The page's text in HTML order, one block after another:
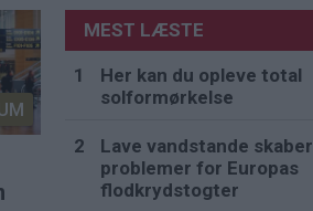
MEST LÆSTE
Her kan du opleve total
solformørkelse
Lave vandstande skaber
problemer for Europas
flodkrydstogter